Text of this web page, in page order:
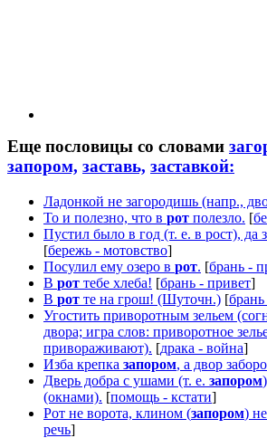
Еще пословицы со словами
запором, заставь, заставкой:
Ладонкой не загородишь (напр.,
То и полезно, что в рот полезло. [
Пустил было в год (т. е. в рост), да
[бережь - мотовство]
Посулил ему озеро в рот. [брань -
В рот тебе хлеба! [брань - привет]
В рот те на грош! (Шуточн.) [
Угостить приворотным зельем
двора; игра слов: приворотное
привораживают). [драка - война]
Изба крепка запором, а двор
Дверь добра с ушами (т. е. запором
(окнами). [помощь - кстати]
Рот не ворота, клином (запором)
речь]